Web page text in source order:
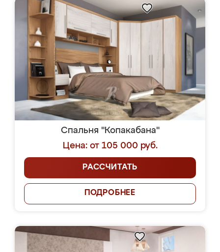
Спальня "Копакабана"
Цена: от 105 000 руб.
РАССЧИТАТЬ
ПОДРОБНЕЕ